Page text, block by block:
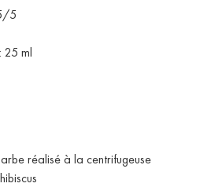
5
25 ml
réalisé à la centrifugeuse